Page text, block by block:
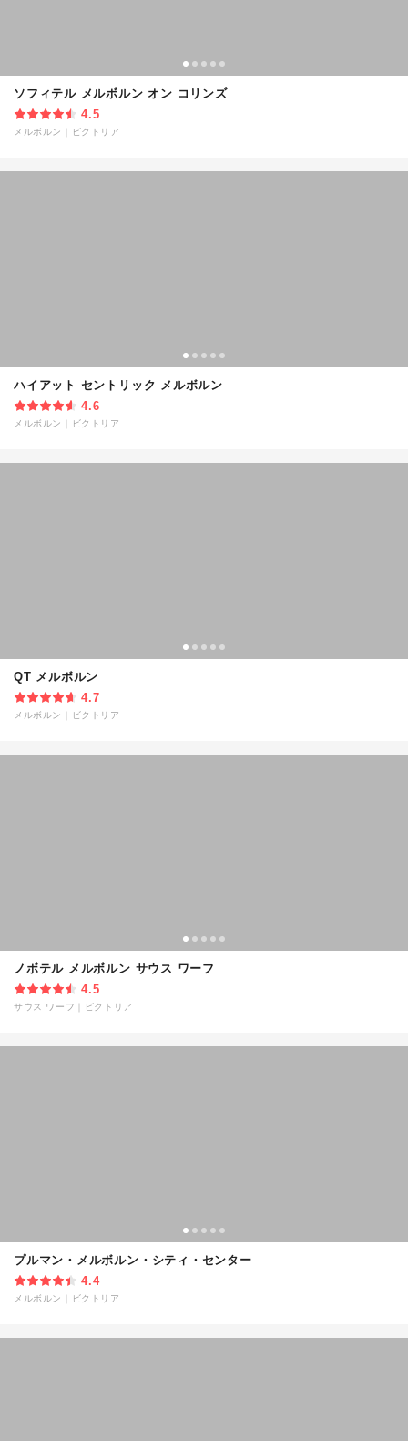
ソフィテル メルボルン オン コリンズ
4.5
メルボルン ビクトリア
ハイアット セントリック メルボルン
4.6
メルボルン ビクトリア
QT メルボルン
4.7
メルボルン ビクトリア
ノボテル メルボルン サウス ワーフ
4.5
サウス ワーフ ビクトリア
プルマン・メルボルン・シティ・センター
4.4
メルボルン ビクトリア